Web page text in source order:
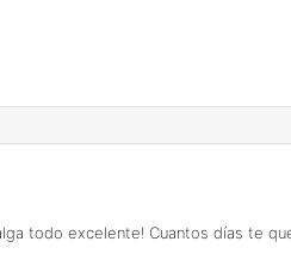
todo excelente! Cuantos días te